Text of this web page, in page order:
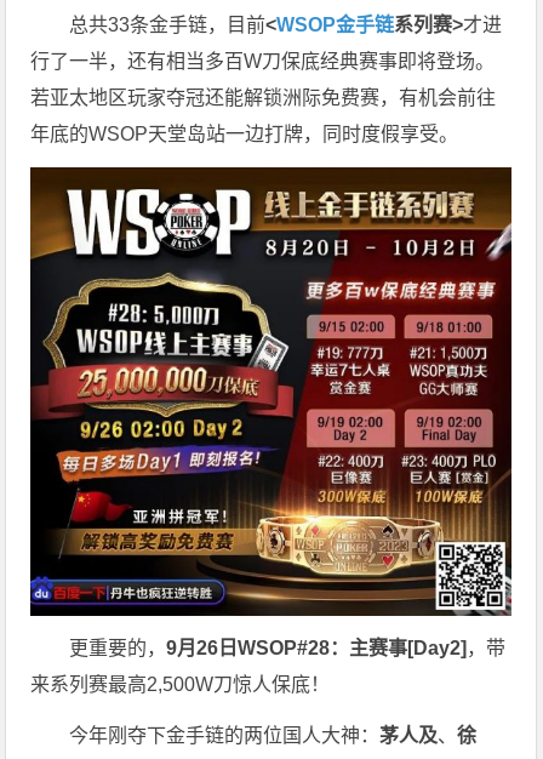
总共33条金手链，目前<WSOP金手链系列赛>才进
行了一半，还有相当多百W刀保底经典赛事即将登场。
若亚太地区玩家夺冠还能解锁洲际免费赛，有机会前往
年底的WSOP天堂岛站一边打牌，同时度假享受。
更重要的，9月26日WSOP#28：主赛事[Day2] ，带
来系列赛最高2,500W刀惊人保底！
今年刚夺下金手链的两位国人大神： 茅人及、徐